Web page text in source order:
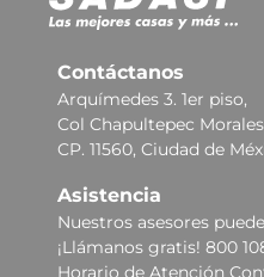
Contáctanos
Arquímedes 3. 1er piso,
Col Chapultepec
CP. 11560, Ciudad de
Asistencia
Nuestros asesores
¡Llámanos gratis! 800
Horario de Atención